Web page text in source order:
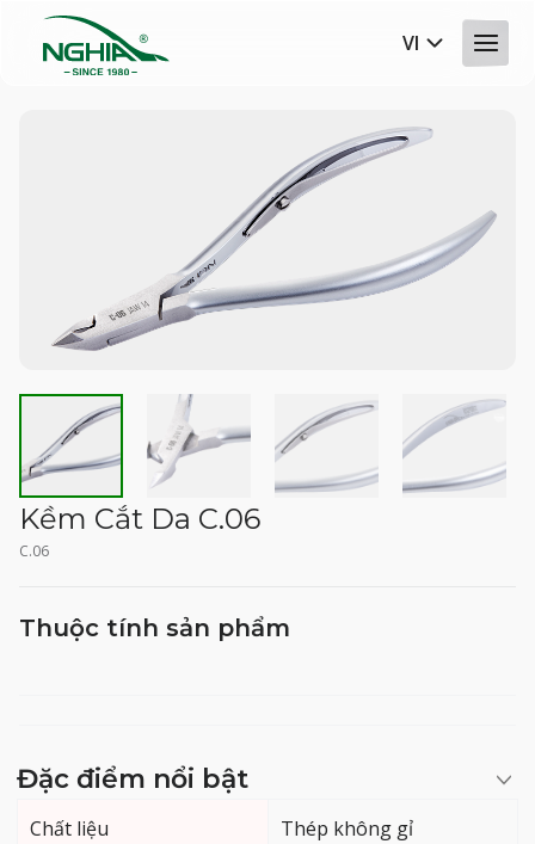
VI
Kềm Cắt Da C.06
C.06
Thuộc tính sản phẩm
Đặc điểm nổi bật
Chất liệu Thép không gỉ